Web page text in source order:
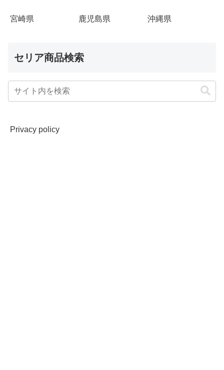
宮崎県 鹿児島県 沖縄県
セリア商品検索
Privacy policy